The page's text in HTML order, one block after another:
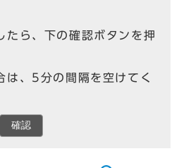
たら、下の確認ボタンを押
は、5分の間隔を空けてく
確認